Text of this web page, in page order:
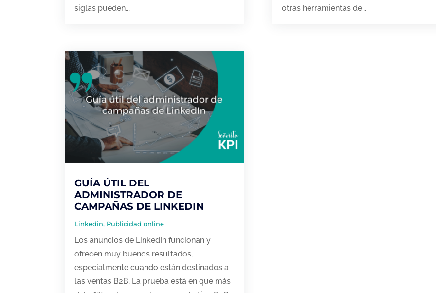
siglas pueden...
GUÍA ÚTIL DEL
ADMINISTRADOR DE
CAMPAÑAS DE LINKEDIN
Linkedin, Publicidad online
Los anuncios de LinkedIn funcionan y
ofrecen muy buenos resultados,
especialmente cuando están destinados a
las ventas B2B. La prueba está en que más
otras herramientas de...